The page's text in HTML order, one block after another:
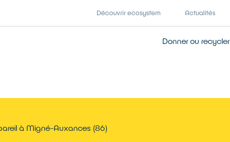
Découvrir ecosystem Actualités
Donner ou recycler
à Migné-Auxances (86)